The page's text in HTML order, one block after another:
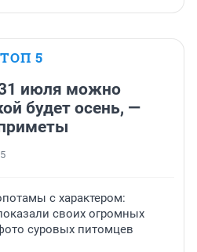
ТОП 5
июля можно
будет осень, —
с характером:
своих огромных
суровых питомцев